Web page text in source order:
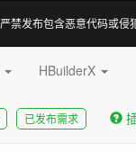
严禁发布包含恶意代码或侵
HBuilderX
已发布需求